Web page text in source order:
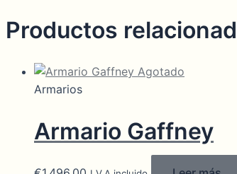
Productos
Agotado
Armarios
Armario Gaffney